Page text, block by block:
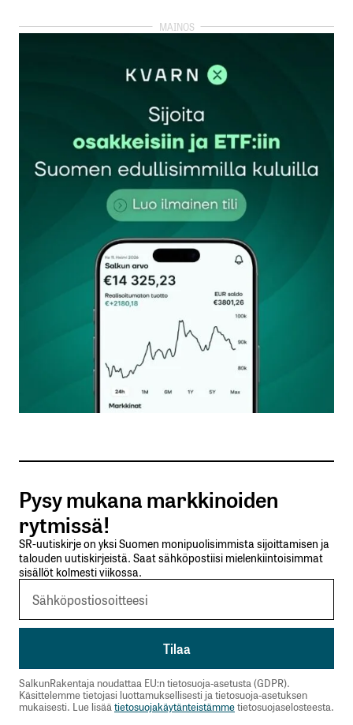
kirjautua
rekisteröityä
Sähköpostiosoitettasi ei julkaista.Pakolliset
kentät on merkitty*
Kommentti*
Nimesi tai nimimerkkisi
Sähköpostiosoitteesi
Tilaa SalkunRakentajan uutiskirje
Lähetä kommentti
Pysy mukana markkinoiden
rytmissä!
SR-uutiskirje on yksi Suomen monipuolisimmista sijoittamisen ja
talouden uutiskirjeistä. Saat sähköpostiisi mielenkiintoisimmat
sisällöt kolmesti viikossa.
SalkunRakentaja noudattaa EU:n tietosuoja-asetusta (GDPR).
Käsittelemme tietojasi luottamuksellisesti ja tietosuoja-asetuksen
mukaisesti. Lue lisäätietosuojakäytänteistämmetietosuojaselosteesta.